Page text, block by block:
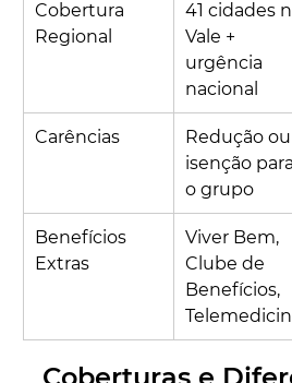
Cobertura
Regional
41 cidades
Vale +
urgência
nacional
Carências
Redução ou
isenção para
o grupo
Benefícios
Extras
Viver Bem,
Clube de
Benefícios,
Coberturas e